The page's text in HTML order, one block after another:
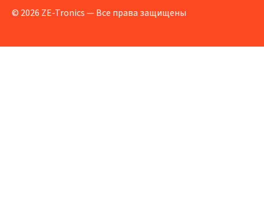
© 2026 ZE-Tronics — Все права защищены